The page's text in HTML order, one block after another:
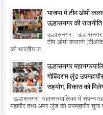
भाजपा में टीम ओमी
उल्हासनगर की
उल्हासनगर :
टीम ओमी कलानी
को भारतीय ज...
उल्हासनगर
गोबिंदराम लुंड
सहयोग, विकास को
उल्हासनगर: महानगरपालिका में संपन्न
महापौर तथा अमर लुंड को उपमहापौर चुना